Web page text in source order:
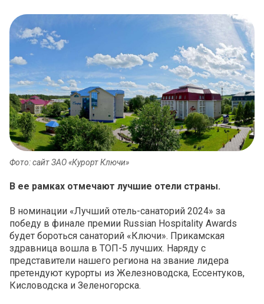
Фото: сайт ЗАО «Курорт Ключи»
В ее рамках отмечают лучшие отели страны.
В номинации «Лучший отель-санаторий 2024» за
победу в финале премии Russian Hospitality Awards
будет бороться санаторий «Ключи». Прикамская
здравница вошла в ТОП-5 лучших. Наряду с
представители нашего региона на звание лидера
претендуют курорты из Железноводска, Ессентуков,
Кисловодска и Зеленогорска.